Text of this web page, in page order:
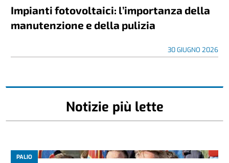
Impianti fotovoltaici: l’importanza della
manutenzione e della pulizia
30 GIUGNO 2026
Notizie più lette
PALIO